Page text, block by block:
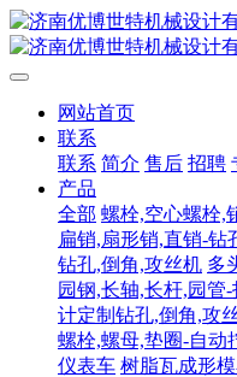
网站首页
联系
联系 简介 售后 招聘
产品
全部 螺栓,空心螺栓,
扁销,扇形销,直销-钻
钻孔,倒角,攻丝机 多
园钢,长轴,长杆,园管
计定制钻孔,倒角,攻
螺栓,螺母,垫圈-自动
仪表车 树脂瓦成形